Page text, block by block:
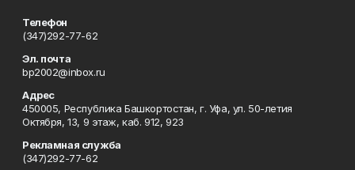
Телефон
(347)292-77-62
Эл. почта
bp2002@inbox.ru
Адрес
450005, Республика Башкортостан, г. Уфа, ул. 50-летия
Октября, 13, 9 этаж, каб. 912, 923
Рекламная служба
(347)292-77-62